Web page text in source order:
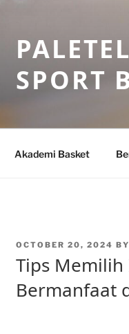
SPORT
Akademi Basket
POSTED
OCTOBER 20, 2024 BY
Tips Memilih
Bermanfaat